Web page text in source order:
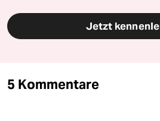
Jetzt
5 Kommentare